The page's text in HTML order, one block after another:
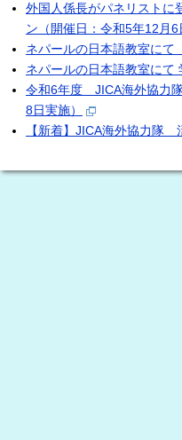
外国人係長がパネリストに
ン（開催日：令和5年12月6
ネパールの日本語教室にて
ネパールの日本語教室にて
令和6年度 JICA海外協力
8日実施）
【新着】JICA海外協力隊